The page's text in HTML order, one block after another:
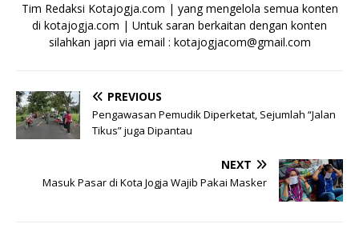
Tim Redaksi Kotajogja.com | yang mengelola semua konten
di kotajogja.com | Untuk saran berkaitan dengan konten
silahkan japri via email : kotajogjacom@gmail.com
PREVIOUS
Pengawasan Pemudik Diperketat, Sejumlah “Jalan
Tikus” juga Dipantau
NEXT
Masuk Pasar di Kota Jogja Wajib Pakai Masker